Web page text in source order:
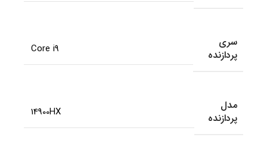
سری
پردازنده
Core i9
مدل
پردازنده
14900HX